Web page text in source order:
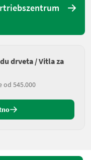
drveta / Vitla za
od 545.000